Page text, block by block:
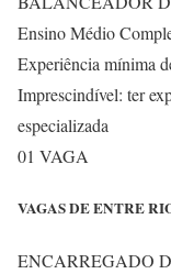
Ensino Médio
Experiência mínima
Imprescindível: ter
especializada
01 VAGA
VAGAS DE ENTRE
ENCARREGADO